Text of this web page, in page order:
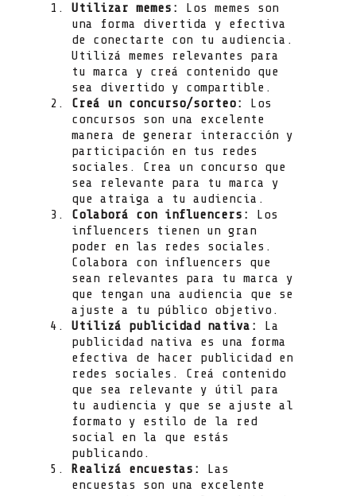
Utilizar memes:
Los memes son
una forma divertida y efectiva
de conectarte con tu audiencia.
Utilizá memes relevantes para
tu marca y creá contenido que
sea divertido y compartible.
Creá un concurso/sorteo:
Los
concursos son una excelente
manera de generar interacción y
participación en tus redes
sociales. Crea un concurso que
sea relevante para tu marca y
que atraiga a tu audiencia.
Colaborá con influencers:
Los
influencers tienen un gran
poder en las redes sociales.
Colabora con influencers que
sean relevantes para tu marca y
que tengan una audiencia que se
ajuste a tu público objetivo.
Utilizá publicidad nativa:
La
publicidad nativa es una forma
efectiva de hacer publicidad en
redes sociales. Creá contenido
que sea relevante y útil para
tu audiencia y que se ajuste al
formato y estilo de la red
social en la que estás
publicando.
Realizá encuestas:
Las
encuestas son una excelente